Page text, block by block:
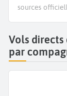
sources
Vols
par